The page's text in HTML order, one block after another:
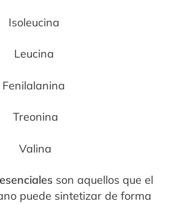
Isoleucina
Leucina
Fenilalanina
Treonina
Valina
son aquellos que el
puede sintetizar de forma